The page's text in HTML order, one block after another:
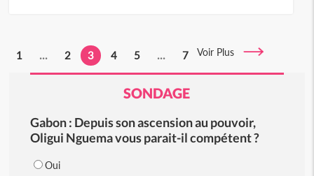
1 ... 2 3 4 5 ... 7 Voir Plus
SONDAGE
Gabon : Depuis son ascension au pouvoir,
Oligui Nguema vous parait-il compétent ?
Oui